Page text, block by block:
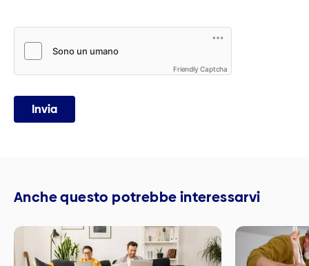
Friendly Captcha
Invia
Anche questo potrebbe interessarvi